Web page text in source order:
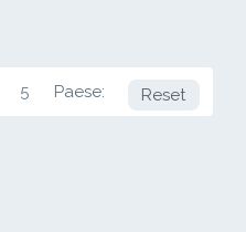
5 Paese: ESReset